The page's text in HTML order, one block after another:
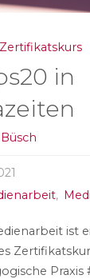
Zertifikatskurs
in
,
ist